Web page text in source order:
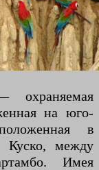
на юго-
в
Куско, между
Имея